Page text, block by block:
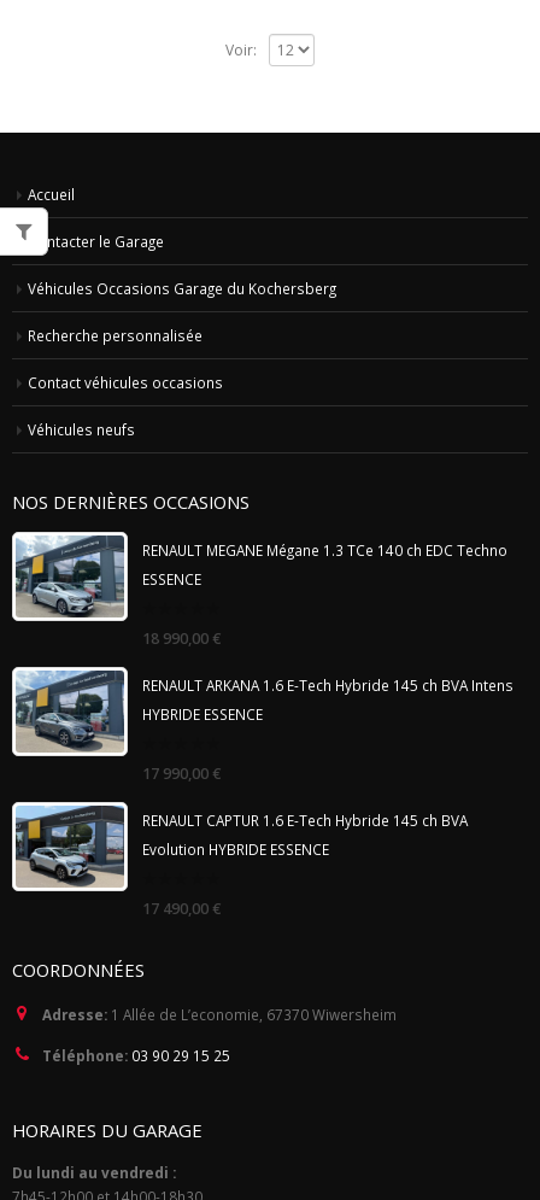
Voir:
Accueil
Contacter le Garage
Véhicules Occasions Garage du Kochersberg
Recherche personnalisée
Contact véhicules occasions
Véhicules neufs
NOS DERNIÈRES OCCASIONS
RENAULT MEGANE Mégane 1.3 TCe 140 ch EDC Techno
ESSENCE
out
18 990,00 €
RENAULT ARKANA 1.6 E-Tech Hybride 145 ch BVA Intens
HYBRIDE ESSENCE
out
17 990,00 €
RENAULT CAPTUR 1.6 E-Tech Hybride 145 ch BVA
Evolution HYBRIDE ESSENCE
out
17 490,00 €
COORDONNÉES
Adresse: 1 Allée de L’economie, 67370 Wiwersheim
Téléphone: 03 90 29 15 25
HORAIRES DU GARAGE
Du lundi au vendredi :
7h45-12h00 et 14h00-18h30